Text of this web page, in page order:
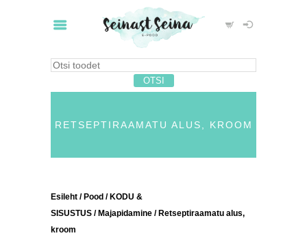
RETSEPTIRAAMATU ALUS, KROOM
Esileht / Pood / KODU &
SISUSTUS / Majapidamine / Retseptiraamatu alus,
kroom